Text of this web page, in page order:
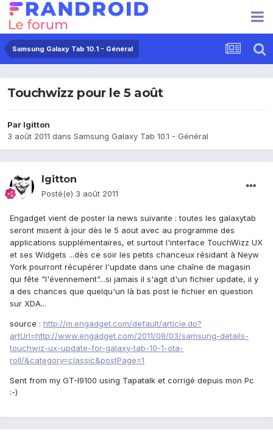
Samsung Galaxy Tab 10.1 - Général
Touchwizz pour le 5 août
Par lgitton
3 août 2011 dans Samsung Galaxy Tab 10.1 - Général
lgitton
Posté(e) 3 août 2011
Engadget vient de poster la news suivante : toutes les galaxytab
seront misent à jour dès le 5 aout avec au programme des
applications supplémentaires, et surtout l'interface TouchWizz UX
et ses Widgets ...dès ce soir les petits chanceux résidant à Neyw
York pourront récupérer l'update dans une chaîne de magasin
qui fête "l'évennement"...si jamais il s'agit d'un fichier update, il y
a des chances que quelqu'un là bas post le fichier en question
sur XDA...
source : http://m.engadget.com/default/article.do?
artUrl=http://www.engadget.com/2011/08/03/samsung-details-
touchwiz-ux-update-for-galaxy-tab-10-1-ota-
roll/&category=classic&postPage=1
Sent from my GT-I9100 using Tapatalk et corrigé depuis mon Pc
:-)